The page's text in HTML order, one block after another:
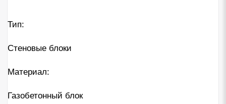
Тип:
Стеновые блоки
Материал:
Газобетонный блок